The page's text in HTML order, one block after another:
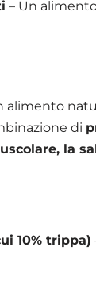
– Un
alimento
di
la
10% trippa)